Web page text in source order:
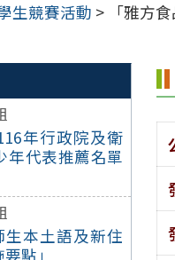
生競賽活動 > 「雅方
年行政院及衛
年代表推薦名單
本土語及新住
點」